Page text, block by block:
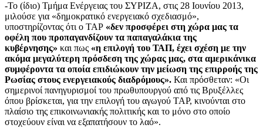
-Το (ίδιο) Τμήμα Ενέργειας του ΣΥΡΙΖΑ, στις 28 Ιουνίου 2013,
μιλούσε για «δημοκρατικό ενεργειακό σχεδιασμό»,
υποστηρίζοντας ότι ο TAP «δεν προσφέρει στη χώρα μας τα
οφέλη που προπαγανδίζουν τα παπαγαλάκια της
κυβέρνησης» και πως «η επιλογή του ΤΑΠ, έχει σχέση με την
ακόμα μεγαλύτερη πρόσδεση της χώρας μας, στα αμερικάνικα
συμφέροντα τα οποία επιδιώκουν την μείωση της επιρροής της
Ρωσίας στους ενεργειακούς διαδρόμους». Και πρόσθεταν: «Οι
σημερινοί πανηγυρισμοί του πρωθυπουργού από τις Βρυξέλλες
όπου βρίσκεται, για την επιλογή του αγωγού ΤΑΡ, κινούνται στο
πλαίσιο της επικοινωνιακής πολιτικής και το μόνο στο οποίο
στοχεύουν είναι να εξαπατήσουν το λαό».